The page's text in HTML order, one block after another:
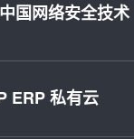
国网络安全技术
ERP 私有云